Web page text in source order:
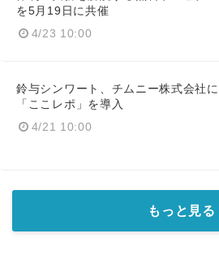
を5月19日に共催
4/23 10:00
鈴与シンワート、チムニー株式会社に
「ここレポ」を導入
4/21 10:00
もっと見る